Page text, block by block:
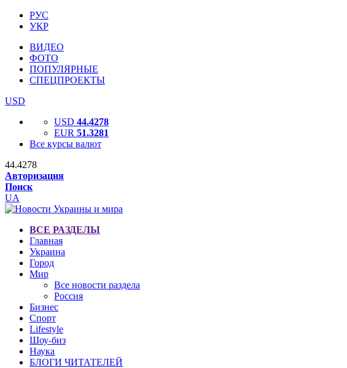
РУС
УКР
ВИДЕО
ФОТО
ПОПУЛЯРНЫЕ
СПЕЦПРОЕКТЫ
USD
USD 44.4278
EUR 51.3281
Все курсы валют
44.4278
Авторизация
Поиск
UA
ВСЕ РАЗДЕЛЫ
Главная
Украина
Город
Мир
Все новости раздела
Россия
Бизнес
Спорт
Lifestyle
Шоу-биз
Наука
БЛОГИ ЧИТАТЕЛЕЙ